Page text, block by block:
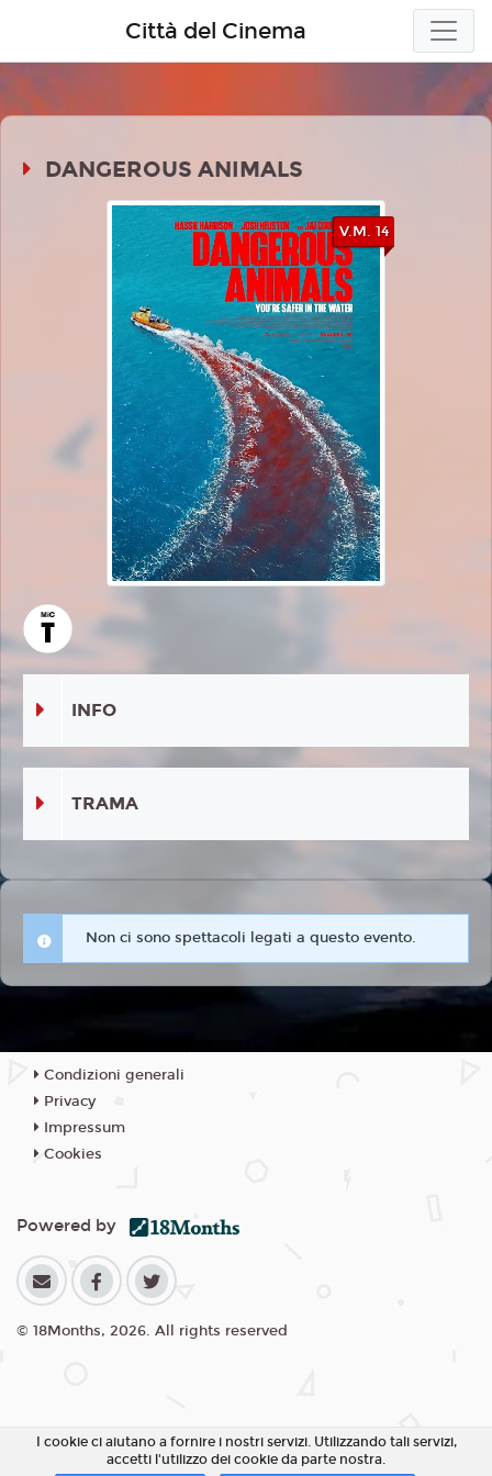
Città del Cinema
DANGEROUS ANIMALS
V.M. 14
INFO
TRAMA
Non ci sono spettacoli legati a questo evento.
Condizioni generali
Privacy
Impressum
Cookies
Powered by
© 18Months, 2026. All rights reserved
I cookie ci aiutano a fornire i nostri servizi. Utilizzando tali servizi,
accetti l'utilizzo dei cookie da parte nostra.